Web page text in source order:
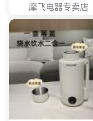
摩飞电器专卖店